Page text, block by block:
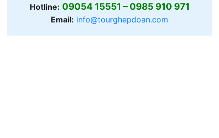
Hotline: 09054 15551 – 0985 910 971
Email: info@tourghepdoan.com